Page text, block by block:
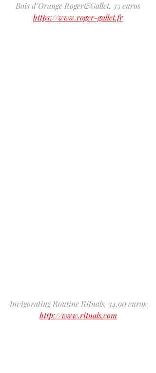
Bois d’Orange Roger&Gallet, 35 euros
https://www.roger-gallet.fr
Invigorating Routine Rituals, 34,90 euros
http://www.rituals.com